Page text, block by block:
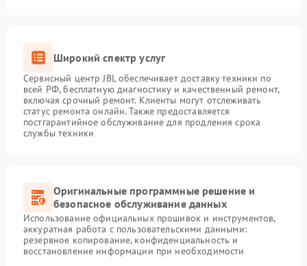
Широкий спектр услуг
Сервисный центр JBL обеспечивает доставку техники по
всей РФ, бесплатную диагностику и качественный ремонт,
включая срочный ремонт. Клиенты могут отслеживать
статус ремонта онлайн. Также предоставляется
постгарантийное обслуживание для продления срока
службы техники
Оригинальные программные решение и
безопасное обслуживание данных
Использование официальных прошивок и инструментов,
аккуратная работа с пользовательскими данными:
резервное копирование, конфиденциальность и
восстановление информации при необходимости